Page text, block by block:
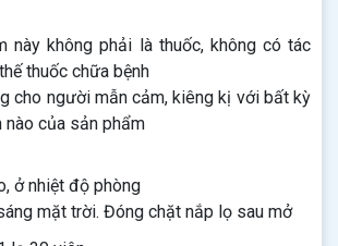
này không phải là thuốc, không có tác
thuốc chữa bệnh
cho người mẫn cảm, kiêng kị với bất kỳ
nào của sản phẩm
ở nhiệt độ phòng
mặt trời. Đóng chặt nắp lọ sau mở